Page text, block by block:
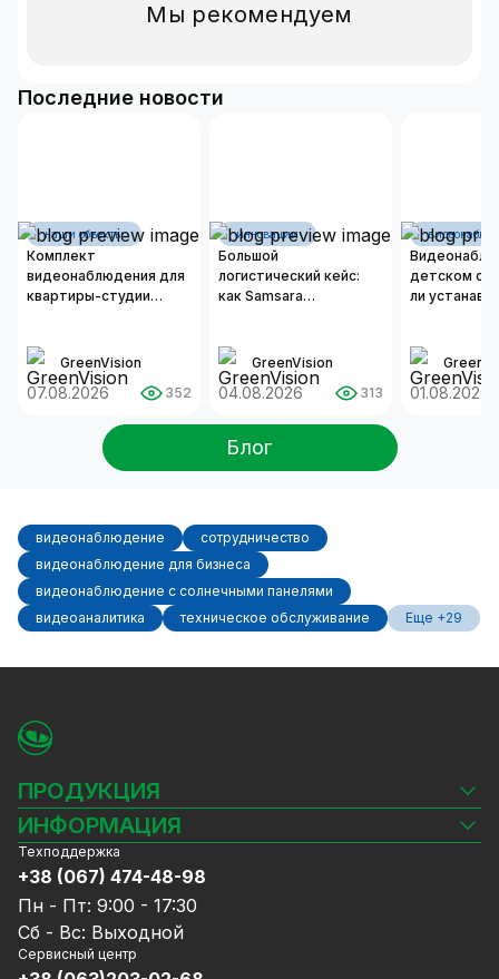
Мы рекомендуем
Последние новости
наши объекты
Комплект
видеонаблюдения для
квартиры-студии
GreenVision
07.08.2026 352
инновации
Большой
логистический кейс:
как Samsara
автопарков
GreenVision
04.08.2026 313
детском
ли
надежную
01.08.2026
Блог
видеонаблюдение
сотрудничество
видеонаблюдение для бизнеса
видеонаблюдение с солнечными панелями
видеоаналитика
техническое обслуживание Еще +29
ПРОДУКЦИЯ
Камеры видеонаблюдения
Видеорегистраторы
Комплекты видеонаблюдения
СКУД
Источники питания
Сетевое оборудование
ИНФОРМАЦИЯ
Блог
Доставка и оплата
Гарантия и Сервисное обслуживание
Политика конфиденциальности
Договор публичной оферты
Техподдержка
+38 (067) 474-48-98
Пн - Пт: 9:00 - 17:30
Сб - Вс: Выходной
Сервисный центр